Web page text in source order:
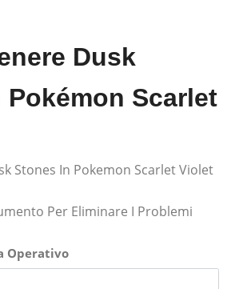
Dusk
Scarlet
Stones In Pokemon Scarlet Violet
Per Eliminare I Problemi
Operativo